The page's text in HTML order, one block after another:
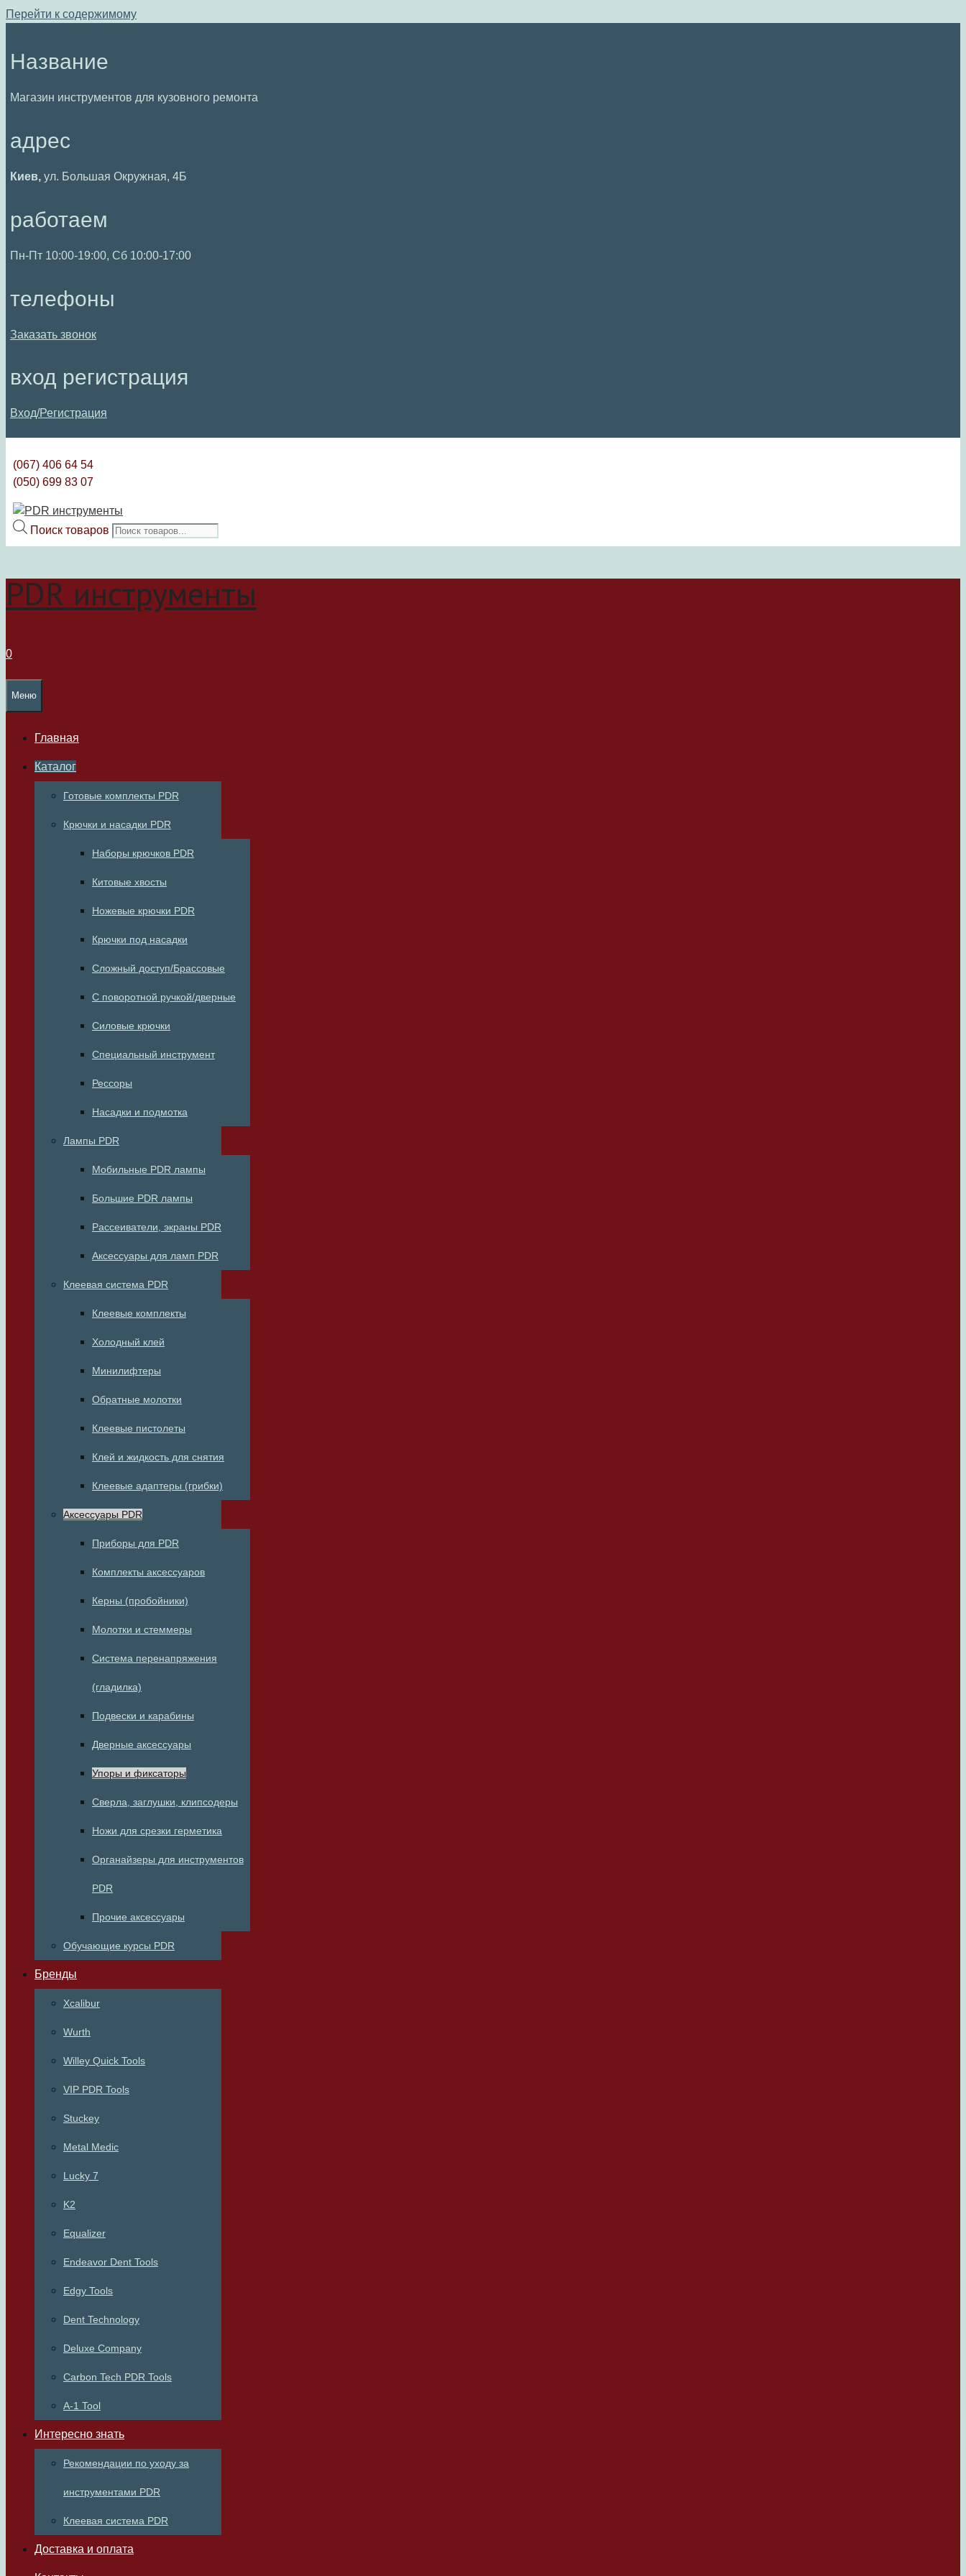
Перейти к содержимому
Название
Магазин инструментов для кузовного ремонта
адрес
Киев, ул. Большая Окружная, 4Б
работаем
Пн-Пт 10:00-19:00, Сб 10:00-17:00
телефоны
Заказать звонок
вход регистрация
Вход/Регистрация
(067) 406 64 54
(050) 699 83 07
Поиск товаров
PDR инструменты
0
Меню
Главная
Каталог
Готовые комплекты PDR
Крючки и насадки PDR
Наборы крючков PDR
Китовые хвосты
Ножевые крючки PDR
Крючки под насадки
Сложный доступ/Брассовые
С поворотной ручкой/дверные
Силовые крючки
Специальный инструмент
Рессоры
Насадки и подмотка
Лампы PDR
Мобильные PDR лампы
Большие PDR лампы
Рассеиватели, экраны PDR
Аксессуары для ламп PDR
Клеевая система PDR
Клеевые комплекты
Холодный клей
Минилифтеры
Обратные молотки
Клеевые пистолеты
Клей и жидкость для снятия
Клеевые адаптеры (грибки)
Аксессуары PDR
Приборы для PDR
Комплекты аксессуаров
Керны (пробойники)
Молотки и стеммеры
Система перенапряжения
(гладилка)
Подвески и карабины
Дверные аксессуары
Упоры и фиксаторы
Сверла, заглушки, клипсодеры
Ножи для срезки герметика
Органайзеры для инструментов
PDR
Прочие аксессуары
Обучающие курсы PDR
Бренды
Xcalibur
Wurth
Willey Quick Tools
VIP PDR Tools
Stuckey
Metal Medic
Lucky 7
K2
Equalizer
Endeavor Dent Tools
Edgy Tools
Dent Technology
Deluxe Company
Carbon Tech PDR Tools
A-1 Tool
Интересно знать
Рекомендации по уходу за
инструментами PDR
Клеевая система PDR
Доставка и оплата